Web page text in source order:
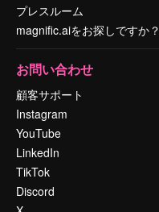
プレスルーム
magnific.aiをお探しですか？
お問い合わせ
顧客サポート
Instagram
YouTube
LinkedIn
TikTok
Discord